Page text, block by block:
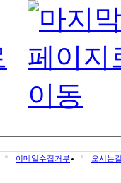
이메일수집거부 오시는